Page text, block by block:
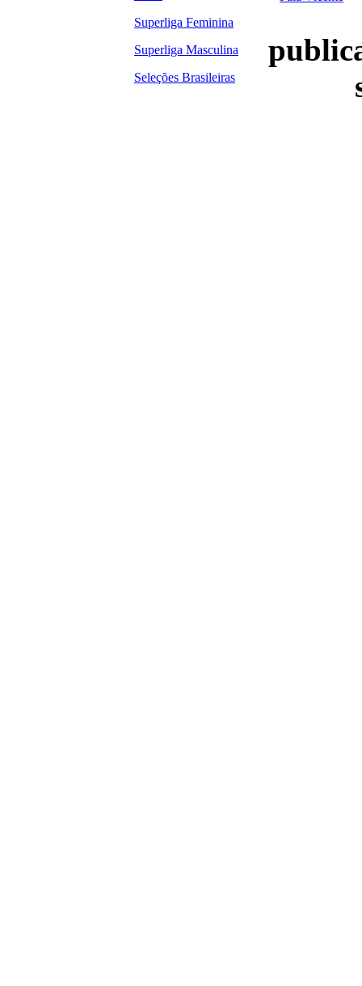
Superliga Feminina
Superliga Masculina
Seleções Brasileiras